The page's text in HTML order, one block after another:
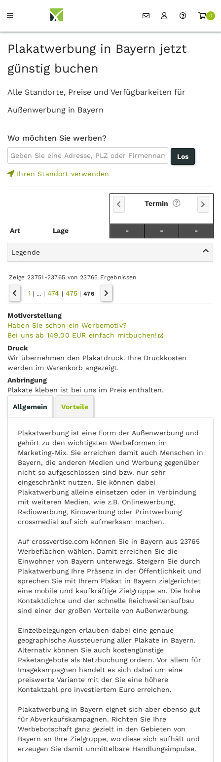
0
Plakatwerbung in Bayern jetzt
günstig buchen
Alle Standorte, Preise und Verfügbarkeiten für
Außenwerbung in Bayern
Wo möchten Sie werben?
Ihren Standort verwenden
Art Lage
Termin
- - -
Legende
Zeige 23751-23765 von 23765 Ergebnissen
1 | ... |474 | 475| 476
Motiverstellung
Haben Sie schon ein Werbemotiv?
Bei uns ab 149,00 EUR einfach mitbuchen!
Druck
Wir übernehmen den Plakatdruck. Ihre Druckkosten
werden im Warenkorb angezeigt.
Anbringung
Plakate kleben ist bei uns im Preis enthalten.
Allgemein Vorteile
Plakatwerbung ist eine Form der Außenwerbung und
gehört zu den wichtigsten Werbeformen im
Marketing-Mix. Sie erreichen damit auch Menschen in
Bayern, die anderen Medien und Werbung gegenüber
nicht so aufgeschlossen sind bzw. nur sehr
eingeschränkt nutzen. Sie können dabei
Plakatwerbung alleine einsetzen oder in Verbindung
mit weiteren Medien, wie z.B. Onlinewerbung,
Radiowerbung, Kinowerbung oder Printwerbung
crossmedial auf sich aufmerksam machen.
Auf crossvertise.com können Sie in Bayern aus 23765
Werbeflächen wählen. Damit erreichen Sie die
Einwohner von Bayern unterwegs. Steigern Sie durch
Plakatwerbung Ihre Präsenz in der Öffentlichkeit und
sprechen Sie mit Ihrem Plakat in Bayern zielgerichtet
eine mobile und kaufkräftige Zielgruppe an. Die hohe
Kontaktdichte und der schnelle Reichweitenaufbau
sind einer der großen Vorteile von Außenwerbung.
Einzelbelegungen erlauben dabei eine genaue
geographische Aussteuerung aller Plakate in Bayern.
Alternativ können Sie auch kostengünstige
Paketangebote als Netzbuchung ordern. Vor allem für
Imagekampagnen handelt es sich dabei um eine
preiswerte Variante mit der Sie eine höhere
Kontaktzahl pro investiertem Euro erreichen.
Plakatwerbung in Bayern eignet sich aber ebenso gut
für Abverkaufskampagnen. Richten Sie Ihre
Werbebotschaft ganz gezielt in den Gebieten von
Bayern an Ihre Zielgruppe, wo diese sich aufhält und
erzeugen Sie damit unmittelbare Handlungsimpulse.